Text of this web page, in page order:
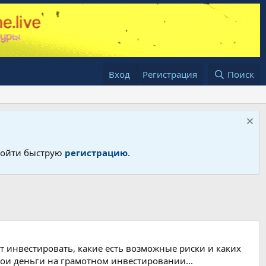
Вход Регистрация Поиск
быструю регистрацию.
какие есть возможные риски и каких
деньги на грамотном инвестировании...